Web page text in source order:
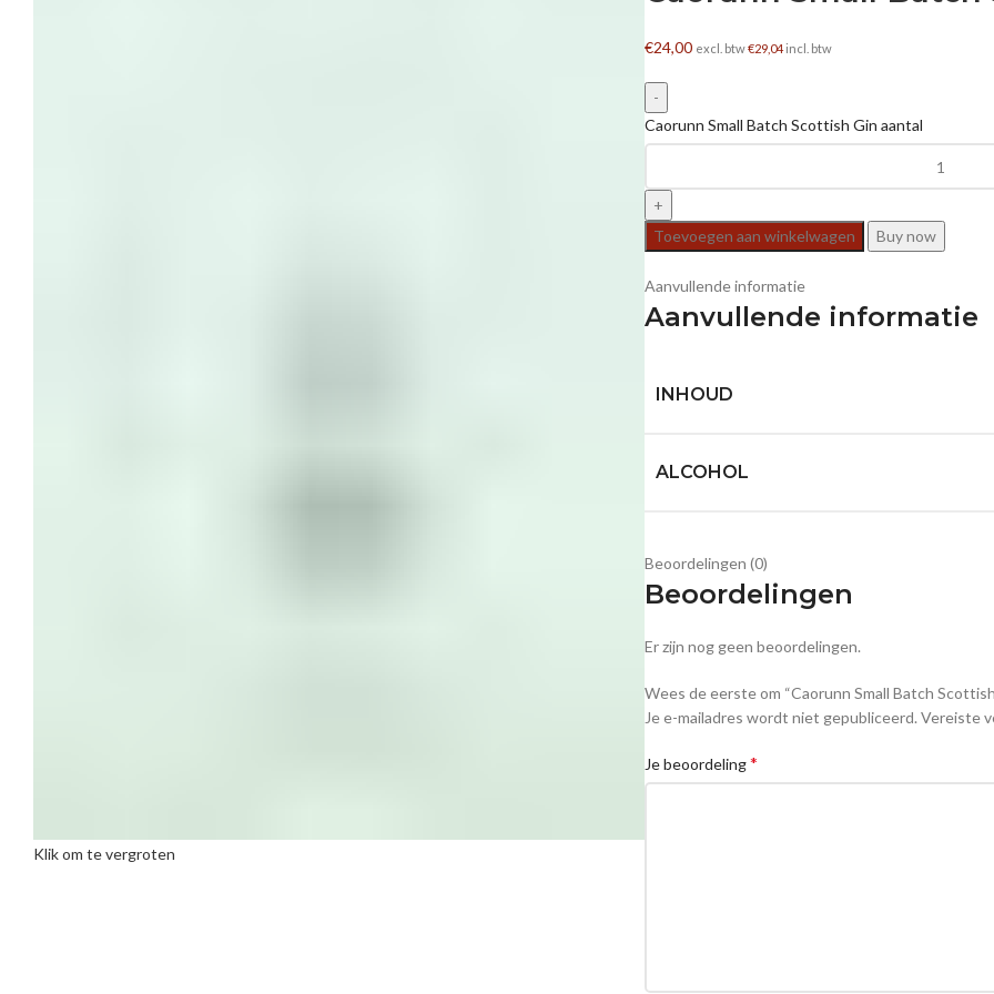
Klik om te vergroten
€24,00 excl. btw€29,04incl. btw
Caorunn Small Batch Scottish Gin aantal
Toevoegen aan winkelwagen Buy now
Aanvullende informatie
Aanvullende informatie
INHOUD
ALCOHOL
Beoordelingen (0)
Beoordelingen
Er zijn nog geen beoordelingen.
Wees de eerste om “Caorunn Small Batch
Je e-mailadres wordt niet gepubliceerd. Vereiste
Je beoordeling*